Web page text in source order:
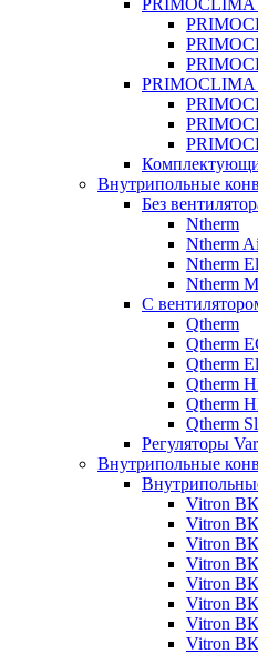
PRIMOCLIMA
PRIMOCLIMA
Внутрипольные
Без
Ntherm
Ntherm
Ntherm
Ntherm
С
Qtherm
Qtherm
Qtherm
Qtherm
Qtherm
Qtherm
Регуляторы
Внутрипольные
Vitron
Vitron
Vitron
Vitron
Vitron
Vitron
Vitron
Vitron